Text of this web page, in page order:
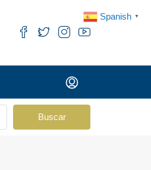
Buscar
Spanish ▼